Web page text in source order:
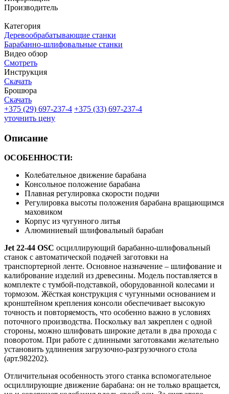
Производитель
Категория
Деревообрабатывающие станки
Барабанно-шлифовальные станки
Видео обзор
Смотреть
Инструкция
Скачать
Брошюра
Скачать
+375 (29) 697-237-4 +375 (33) 697-237-4
уточнить цену
Описание
ОСОБЕННОСТИ:
Колебательное движение барабана
Консольное положение барабана
Плавная регулировка скорости подачи
Регулировка высоты положения барабана вращающимся
маховиком
Корпус из чугунного литья
Алюминиевый шлифовальный барабан
Jet 22-44 OSC осциллирующий барабанно-шлифовальный
станок с автоматической подачей заготовки на
транспортерной ленте. Основное назначение – шлифование и
калибрование изделий из древесины. Модель поставляется в
комплекте с тумбой-подставкой, оборудованной колесами и
тормозом. Жёсткая конструкция с чугунными основанием и
кронштейном крепления консоли обеспечивает высокую
точность и повторяемость, что особенно важно в условиях
поточного производства. Поскольку вал закреплен с одной
стороны, можно шлифовать широкие детали в два прохода с
поворотом. При работе с длинными заготовками желательно
установить удлинения загрузочно-разгрузочного стола
(арт.982202).
Отличительная особенность этого станка вспомогательное
осциллирующие движение барабана: он не только вращается,